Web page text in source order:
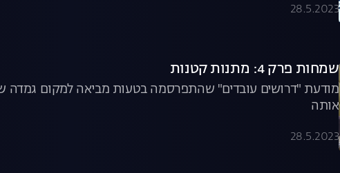
28.5.2023
שמחות פרק 4: מתנות קטנות
מודעת "דרושים עובדים" שהתפרסמה בטעות מביאה למקום גמדה
אותה
28.5.2023